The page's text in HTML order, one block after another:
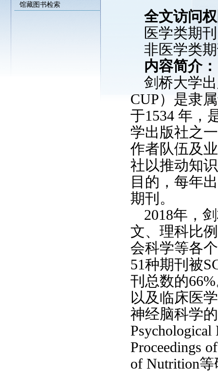
馆藏图书检索
全文访问
医学类期
非医学类
内容简介：
剑桥大学出
CUP）是隶
于1534 年，
学出版社之
作者队伍及
社以推动知
目的，每年
期刊。
2018年，
文、理科比
会科学等各
51种期刊被
刊总数的
以及临床医
神经脑科学
Proceedings
of Nutrition